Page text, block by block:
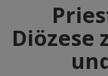
Diözese